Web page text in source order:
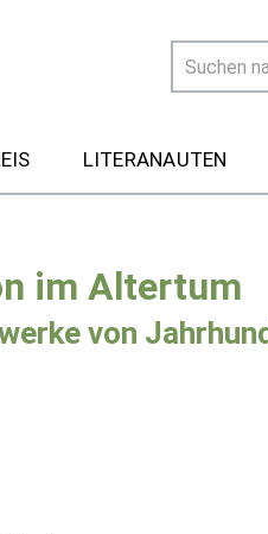
LITERANAUTEN
im Altertum
von